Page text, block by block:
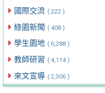
國際交流 ( 222 )
綠園新聞 ( 408 )
學生園地 ( 6,288 )
教師研習 ( 4,114 )
來文宣導 ( 2,306 )